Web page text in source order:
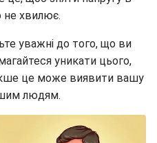
не хвилює.
уважні до того, що ви
уникати цього,
це може виявити вашу
людям.